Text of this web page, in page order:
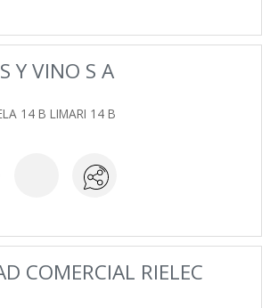
Y VINO S A
14 B LIMARI 14 B
COMERCIAL RIELEC